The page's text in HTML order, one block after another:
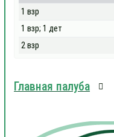
1 взр
1 взр; 1 дет
2 взр
Главная палуба